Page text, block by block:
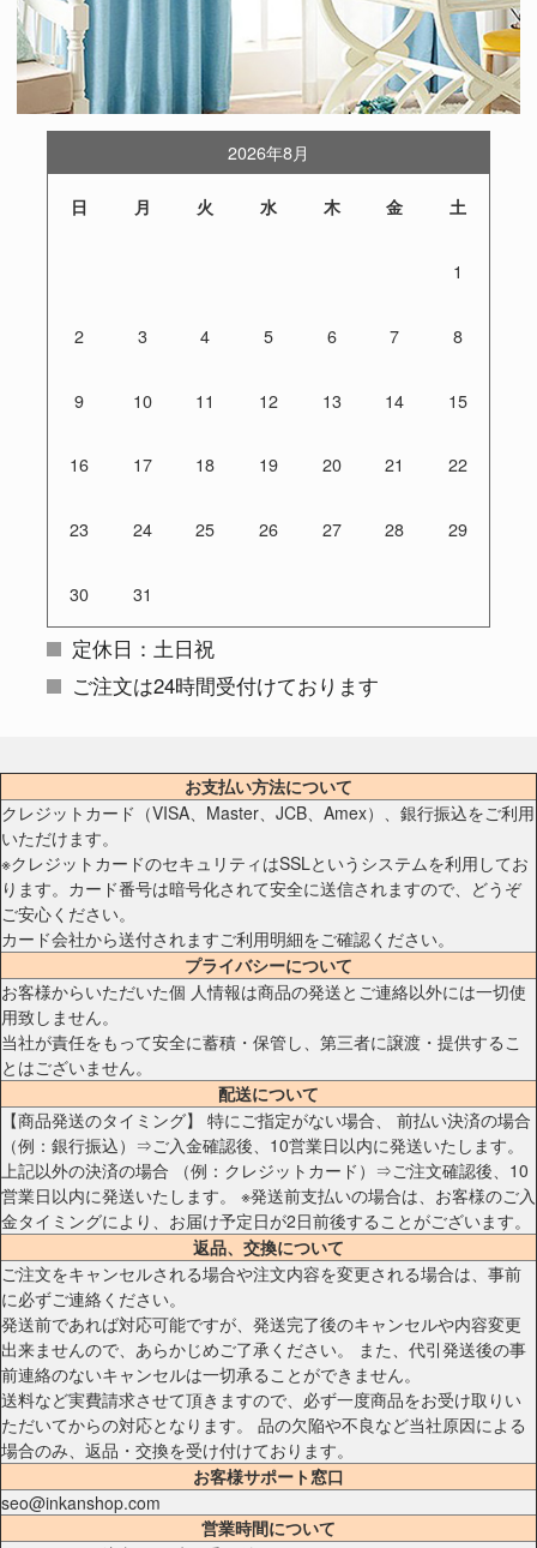
2026年8月
日 月 火 水 木 金 土
1
2 3 4 5 6 7 8
9 10 11 12 13 14 15
16 17 18 19 20 21 22
23 24 25 26 27 28 29
30 31
定休日：土日祝
ご注文は24時間受付けております
お支払い方法について
クレジットカード（VISA、Master、JCB、Amex）、銀行振込をご利用
いただけます。
※クレジットカードのセキュリティはSSLというシステムを利用してお
ります。カード番号は暗号化されて安全に送信されますので、どうぞ
ご安心ください。
カード会社から送付されますご利用明細をご確認ください。
プライバシーについて
お客様からいただいた個 人情報は商品の発送とご連絡以外には一切使
用致しません。
当社が責任をもって安全に蓄積・保管し、第三者に譲渡・提供するこ
とはございません。
配送について
【商品発送のタイミング】 特にご指定がない場合、 前払い決済の場合
（例：銀行振込）⇒ご入金確認後、10営業日以内に発送いたします。
上記以外の決済の場合 （例：クレジットカード）⇒ご注文確認後、10
営業日以内に発送いたします。 ※発送前支払いの場合は、お客様のご入
金タイミングにより、お届け予定日が2日前後することがございます。
返品、交換について
ご注文をキャンセルされる場合や注文内容を変更される場合は、事前
に必ずご連絡ください。
発送前であれば対応可能ですが、発送完了後のキャンセルや内容変更
出来ませんので、あらかじめご了承ください。 また、代引発送後の事
前連絡のないキャンセルは一切承ることができません。
送料など実費請求させて頂きますので、必ず一度商品をお受け取りい
ただいてからの対応となります。 品の欠陥や不良など当社原因による
場合のみ、返品・交換を受け付けております。
お客様サポート窓口
seo@inkanshop.com
営業時間について